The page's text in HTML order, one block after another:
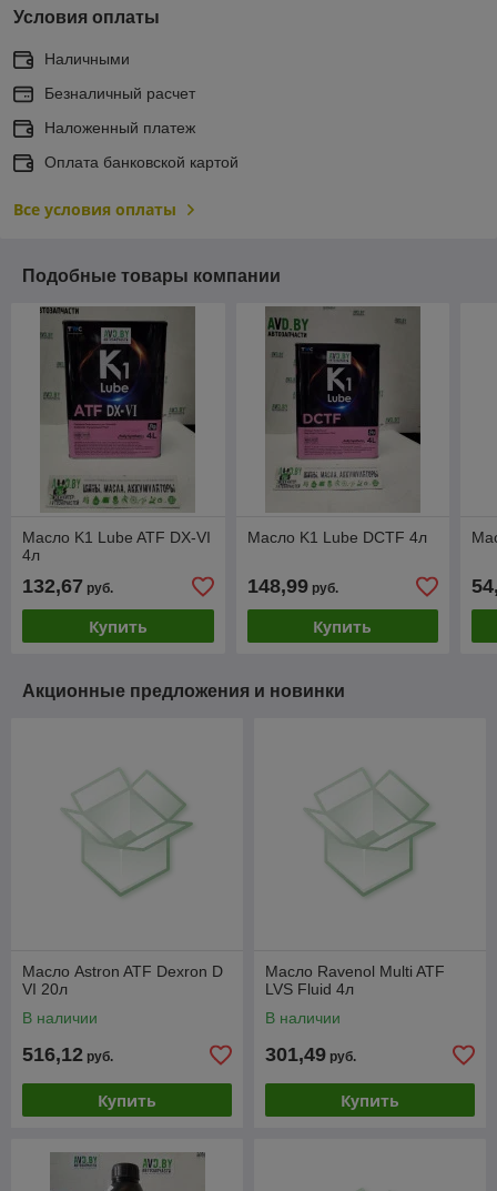
Условия оплаты
Наличными
Безналичный расчет
Наложенный платеж
Оплата банковской картой
Все условия оплаты
Подобные товары компании
Масло K1 Lube ATF DX-VI
4л
132,67 руб.
Купить
Масло K1 Lube DCTF 4л
148,99руб.
Купить
Акционные предложения и новинки
Масло Astron ATF Dexron D
VI 20л
В наличии
516,12 руб.
Купить
Масло Ravenol Multi ATF
LVS Fluid 4л
В наличии
301,49 руб.
Купить